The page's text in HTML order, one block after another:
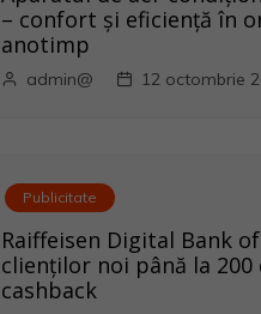
– confort și eficiență în
anotimp
admin@ 12 octombrie
Publicitate
Raiffeisen Digital Bank
clienților noi până la 200
cashback